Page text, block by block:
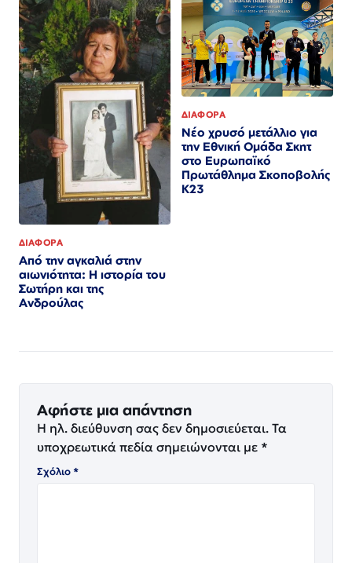
ΔΙΑΦΟΡΑ
Από την αγκαλιά στην
αιωνιότητα: Η ιστορία του
Σωτήρη και της
Ανδρούλας
ΔΙΑΦΟΡΑ
Nέο χρυσό μετάλλιο για
την Εθνική Ομάδα Σκητ
στο Ευρωπαϊκό
Πρωτάθλημα Σκοποβολής
Κ23
Αφήστε μια απάντηση
Η ηλ. διεύθυνση σας δεν δημοσιεύεται. Τα
υποχρεωτικά πεδία σημειώνονται με *
Σχόλιο*